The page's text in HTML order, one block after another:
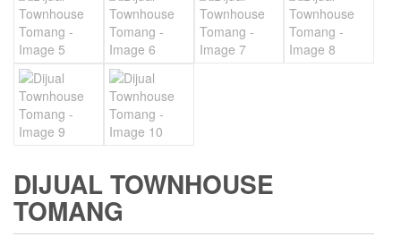
DIJUAL TOWNHOUSE
TOMANG